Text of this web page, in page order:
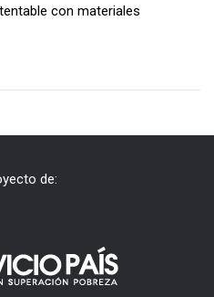
con materiales
de: